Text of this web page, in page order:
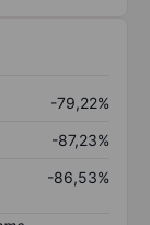
-79,22%
-87,23%
-86,53%